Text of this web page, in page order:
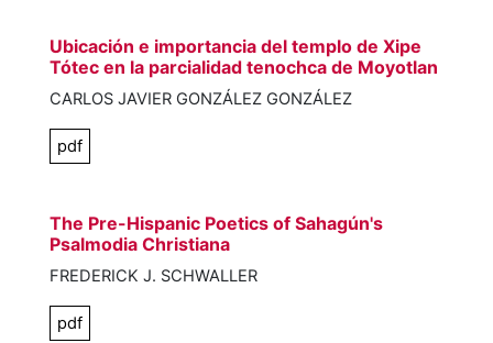
Ubicación e importancia del templo de Xipe
Tótec en la parcialidad tenochca de Moyotlan
CARLOS JAVIER GONZÁLEZ GONZÁLEZ
pdf
The Pre-Hispanic Poetics of Sahagún's
Psalmodia Christiana
FREDERICK J. SCHWALLER
pdf